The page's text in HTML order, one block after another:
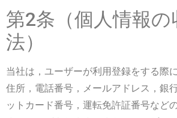
第2条（個人情報の
法）
当社は，ユーザーが利用登録をする際
住所，電話番号，メールアドレス，銀
ットカード番号，運転免許証番号など